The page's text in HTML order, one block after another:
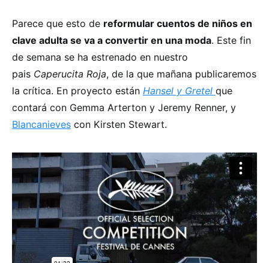
Parece que esto de reformular cuentos de niños en
clave adulta se va a convertir en una moda. Este fin
de semana se ha estrenado en nuestro
pais Caperucita Roja, de la que mañana publicaremos
la crítica. En proyecto están Hansel y Gretel que
contará con Gemma Arterton y Jeremy Renner, y
Blancanieves con Kirsten Stewart.